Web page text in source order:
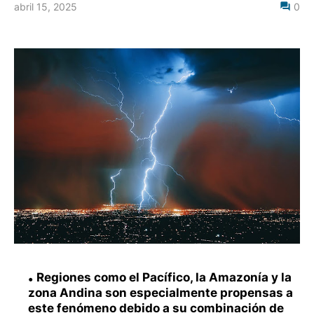
abril 15, 2025 0
Regiones como el Pacífico, la Amazonía y la
zona Andina son especialmente propensas a
este fenómeno debido a su combinación de